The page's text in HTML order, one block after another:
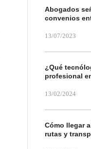
Abogados
convenios
13/07/2023
¿Qué
profesional
13/02/2024
Cómo llegar
rutas y